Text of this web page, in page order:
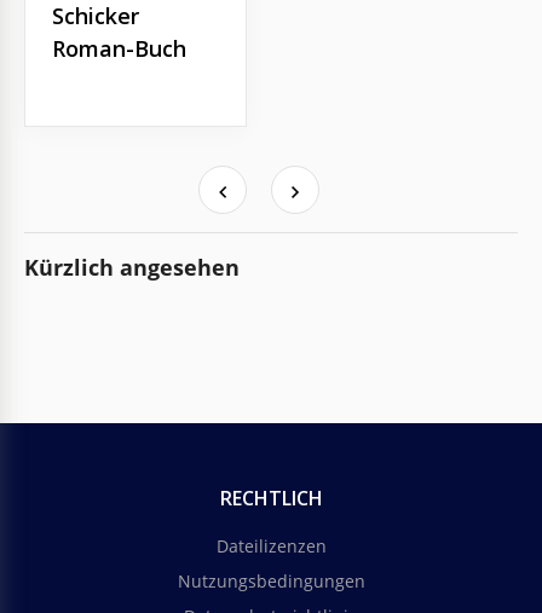
Schicker
Roman-Buch
Kürzlich angesehen
RECHTLICH
Dateilizenzen
Nutzungsbedingungen